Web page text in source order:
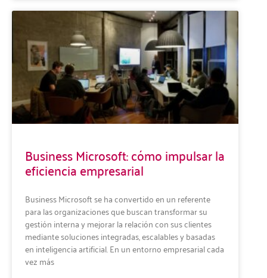
Business Microsoft: cómo impulsar la
eficiencia empresarial
Business Microsoft se ha convertido en un referente
para las organizaciones que buscan transformar su
gestión interna y mejorar la relación con sus clientes
mediante soluciones integradas, escalables y basadas
en inteligencia artificial. En un entorno empresarial cada
vez más